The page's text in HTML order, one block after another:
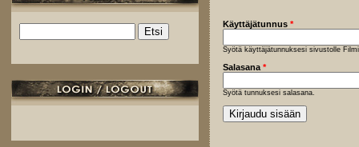
Hakulomake
Käyttäjätunnus *
Syötä käyttäjätunnuksesi sivustolle
Salasana *
Syötä tunnuksesi salasana.